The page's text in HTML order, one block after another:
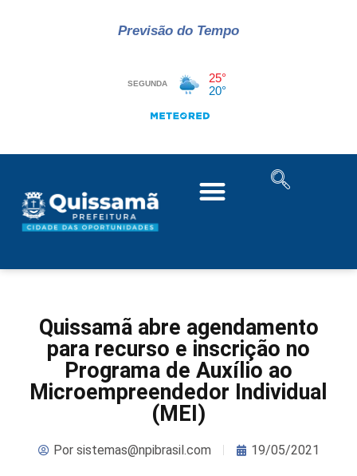
Previsão do Tempo
Quissamã abre agendamento
para recurso e inscrição no
Programa de Auxílio ao
Microempreendedor Individual
(MEI)
Porsistemas@npibrasil.com 19/05/2021